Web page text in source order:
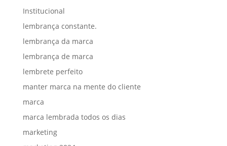
Institucional
lembrança constante.
lembrança da marca
lembrança de marca
lembrete perfeito
manter marca na mente do cliente
marca
marca lembrada todos os dias
marketing